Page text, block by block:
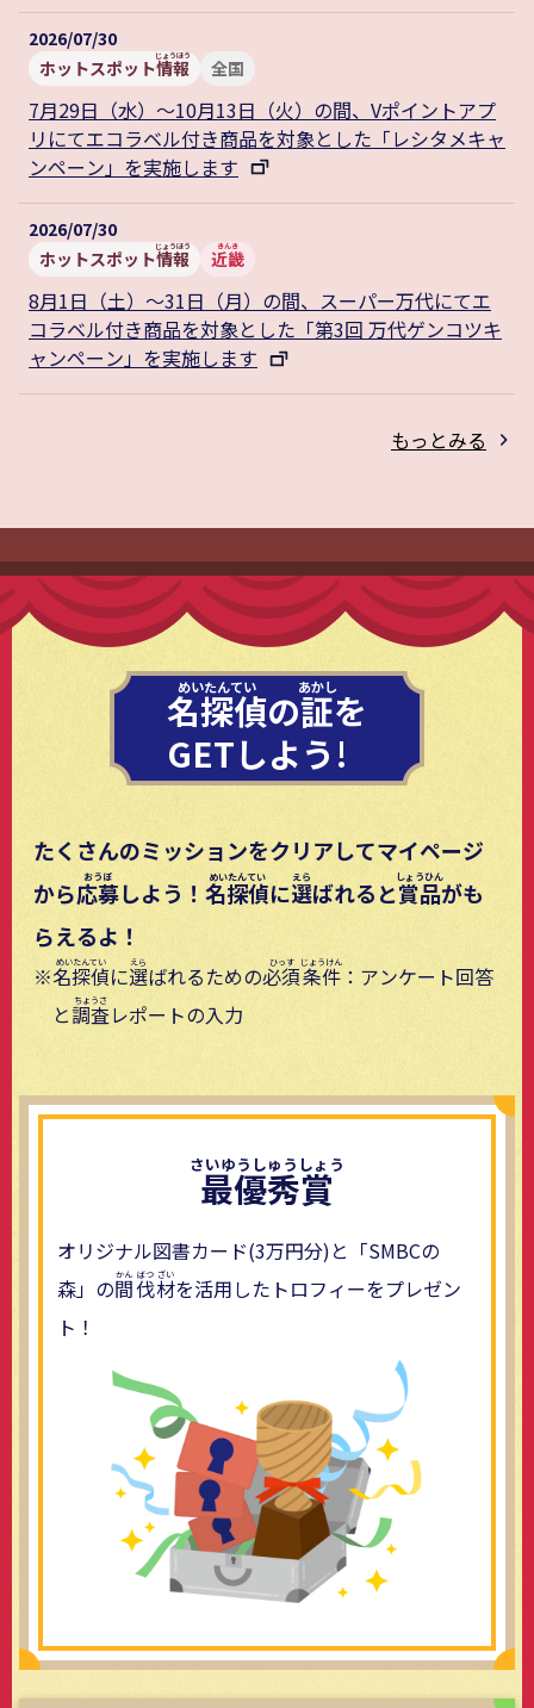
もっとみる
2026/07/30
ホットスポット情報 全国
7月29日（水）～10月13日（火）の間、Vポイントアプ
リにてエコラベル付き商品を対象とした「レシタメキャ
ンペーン」を実施します
2026/07/30
ホットスポット情報 近畿
8月1日（土）～31日（月）の間、スーパー万代にてエ
コラベル付き商品を対象とした「第3回 万代ゲンコツキ
ャンペーン」を実施します
名探偵の証を
GETしよう!
たくさんのミッションをクリアしてマイページ
から応募しよう！ 名探偵に選ばれると賞品がも
らえるよ！
名探偵に選ばれるための必須条件：アンケート回答
と調査レポートの入力
最優秀賞
オリジナル図書カード(3万円分)と「SMBCの
森」の間伐材を活用したトロフィーをプレゼン
ト！